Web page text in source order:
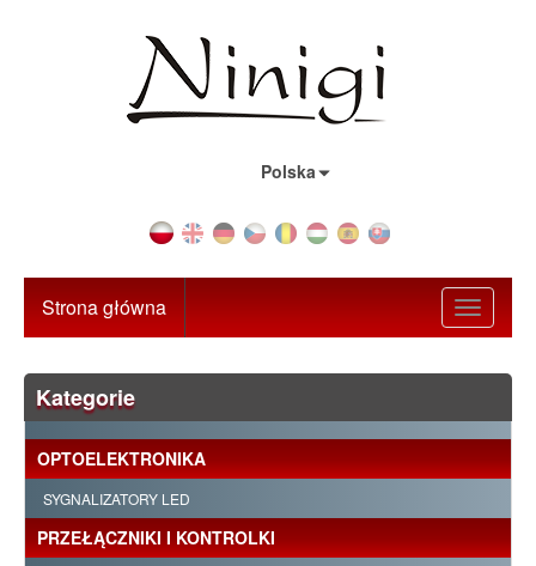
Polska
Toggle
Strona główna
Kategorie
OPTOELEKTRONIKA
SYGNALIZATORY LED
PRZEŁĄCZNIKI I KONTROLKI